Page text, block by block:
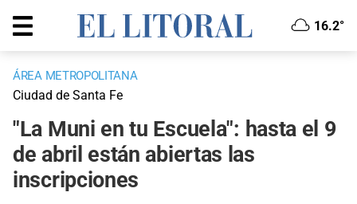
16.2°
ÁREA METROPOLITANA
Ciudad de Santa Fe
"La Muni en tu Escuela": hasta el 9
de abril están abiertas las
inscripciones